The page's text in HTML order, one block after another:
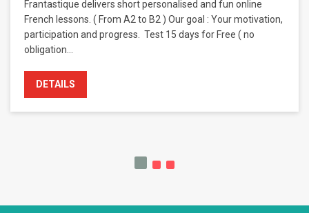
personalised and fun online
B2 ) Our goal : Your motivation,
Test 15 days for Free ( no